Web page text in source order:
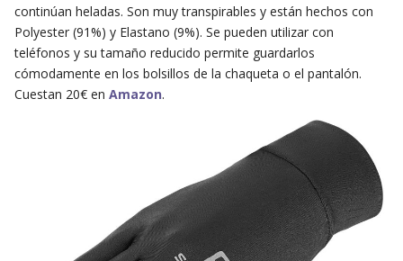
continúan heladas. Son muy transpirables y están hechos con
Polyester (91%) y Elastano (9%). Se pueden utilizar con
teléfonos y su tamaño reducido permite guardarlos
cómodamente en los bolsillos de la chaqueta o el pantalón.
Cuestan 20€ en Amazon.